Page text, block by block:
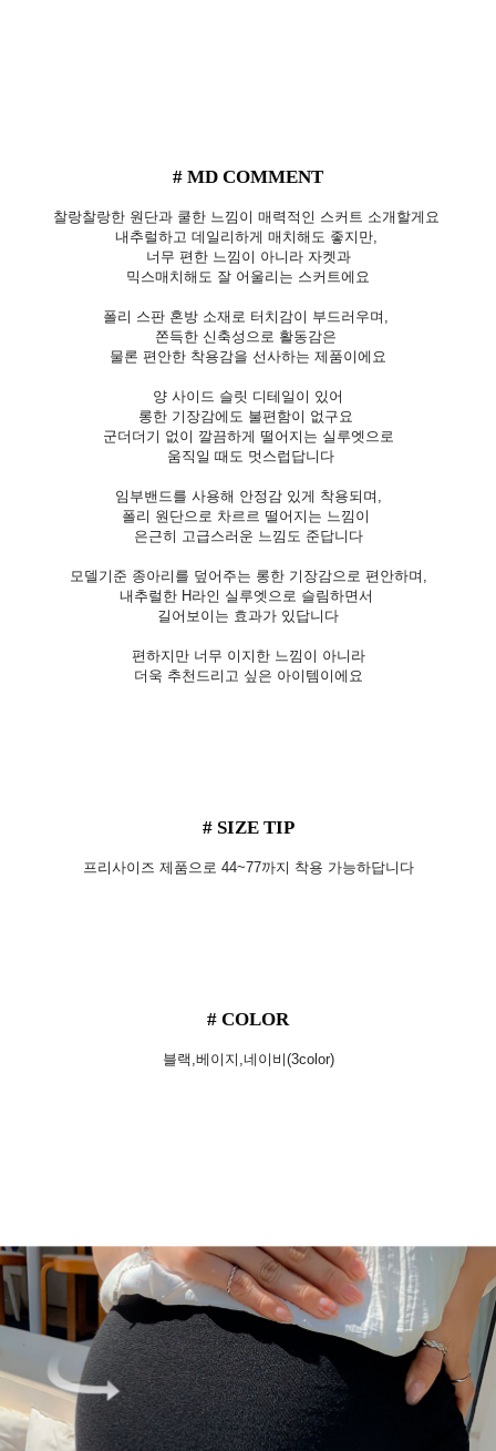
# MD COMMENT
찰랑찰랑한 원단과 쿨한 느낌이 매력적인 스커트 소개할게요
내추럴하고 데일리하게 매치해도 좋지만,
너무 편한 느낌이 아니라 자켓과
믹스매치해도 잘 어울리는 스커트에요
폴리 스판 혼방 소재로 터치감이 부드러우며,
쫀득한 신축성으로 활동감은
물론 편안한 착용감을 선사하는 제품이에요
양 사이드 슬릿 디테일이 있어
롱한 기장감에도 불편함이 없구요
군더더기 없이 깔끔하게 떨어지는 실루엣으로
움직일 때도 멋스럽답니다
임 부밴드를 사용해 안정감 있게 착용되며,
폴리 원단으로 차르르 떨어지는 느낌이
은근히 고급스러운 느낌도 준답니다
모델기준 종아리를 덮어주는 롱한 기장감으로 편안하며,
내추럴한 H라인 실루엣으로 슬림하면서
길어보이는 효과가 있답니다
편하지만 너무 이지한 느낌이 아니라
더욱 추천드리고 싶은 아이템이에요
# SIZE TIP
프리사이즈 제품으로 44~77까지 착용 가능하답니다
# COLOR
블랙,베이지,네이비(3color)